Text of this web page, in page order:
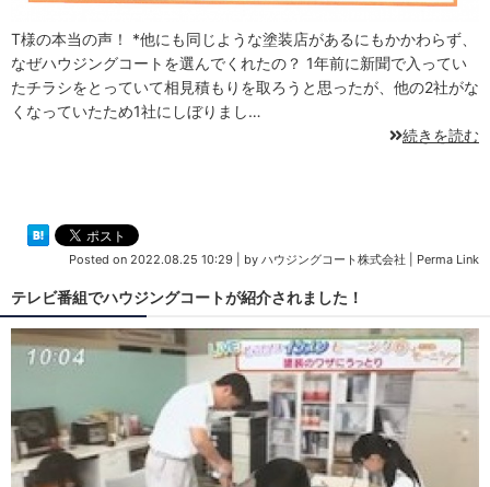
T様の本当の声！ *他にも同じような塗装店があるにもかかわらず、
なぜハウジングコートを選んでくれたの？ 1年前に新聞で入ってい
たチラシをとっていて相見積もりを取ろうと思ったが、他の2社がな
くなっていたため1社にしぼりまし…
続きを読む
Posted on 2022.08.25 10:29 by ハウジングコート株式会社 Perma Link
テレビ番組でハウジングコートが紹介されました！